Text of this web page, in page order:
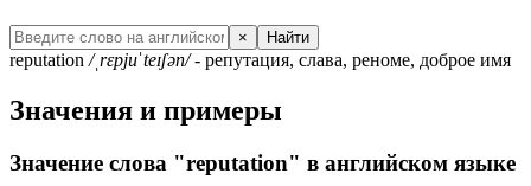
× Найти
reputation /ˌrɛpjuˈteɪʃən/- репутация, слава, реноме, доброе имя
Значения и примеры
Значение слова "reputation" в английском языке